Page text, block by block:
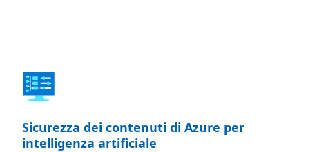
Sicurezza dei contenuti di Azure per
intelligenza artificiale